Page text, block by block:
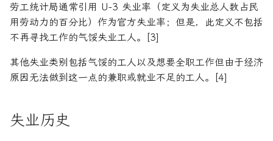
劳工统计局通常引用 U-3 失业率（定义为失业总人数占民
用劳动力的百分比）作为官方失业率；但是，此定义不包括
不再寻找工作的气馁失业工人。[3]
其他失业类别包括气馁的工人以及想要全职工作但由于经济
原因无法做到这一点的兼职或就业不足的工人。[4]
失业历史